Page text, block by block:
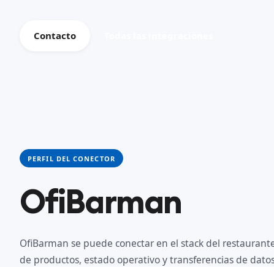
Contacto
PERFIL DEL CONECTOR
OfiBarman
OfiBarman se puede conectar en el stack del
de productos, estado operativo y transferencias de